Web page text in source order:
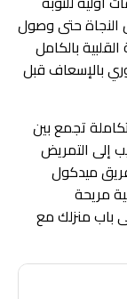
النجاة حتى وصول
بالكامل
بالإسعاف قبل
تجمع بين
إلى التمريض
ميدكول
مريحة
باب منزلك مع